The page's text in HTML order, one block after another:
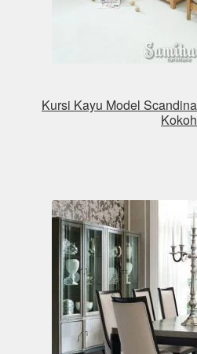
Kursi Kayu Model
Kokoh